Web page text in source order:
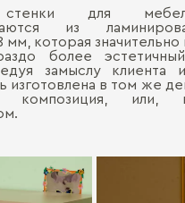
для
из
мм, которая
более
замыслу клиента
изготовлена в том же
композиция, или,